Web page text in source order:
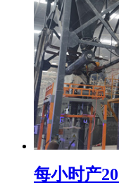
每小时产